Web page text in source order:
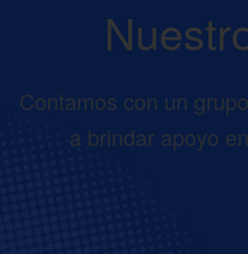
Contamos con un
a brindar apoyo